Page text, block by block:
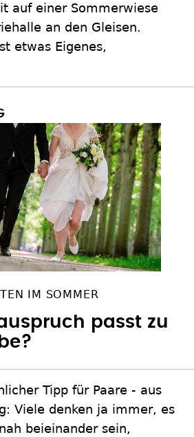
auf einer Sommerwiese
an den Gleisen.
etwas Eigenes,
IM SOMMER
passt zu
Tipp für Paare - aus
Viele denken ja immer, es
beieinander sein,